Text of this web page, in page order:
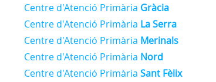
Centre d'Atenció Primària Gràcia
Centre d'Atenció Primària La Serra
Centre d'Atenció Primària Merinals
Centre d'Atenció Primària Nord
Centre d'Atenció Primària Sant Fèlix